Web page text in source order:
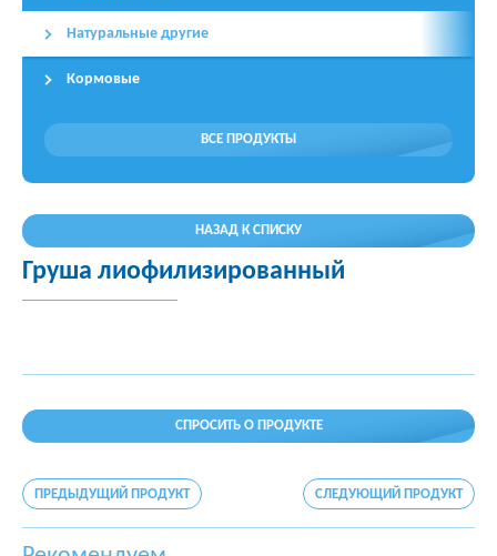
Натуральные другие
Кормовые
ВСЕ ПРОДУКТЫ
НАЗАД К СПИСКУ
Груша лиофилизированный
СПРОСИТЬ О ПРОДУКТЕ
ПРЕДЫДУЩИЙ ПРОДУКТ СЛЕДУЮЩИЙ ПРОДУКТ